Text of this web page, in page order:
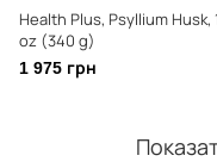
Health Plus, Psyllium Husk,
oz (340 g)
1 975 грн